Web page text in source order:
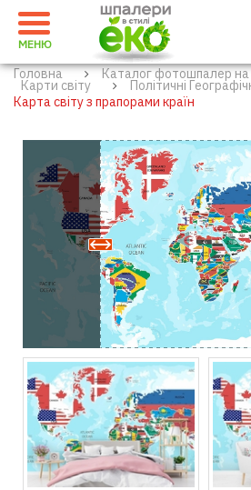
МЕНЮ
Головна Каталог фотошпалер на
Карти світу
Політичні
Карта світу з прапорами країн